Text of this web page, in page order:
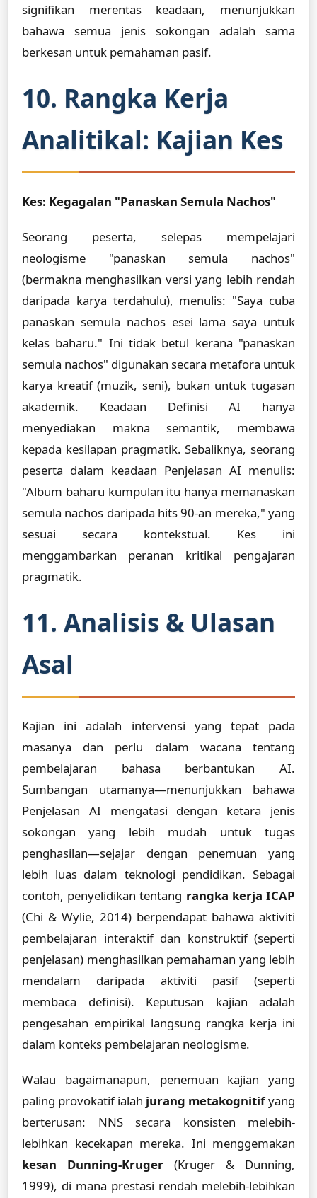
signifikan merentas keadaan, menunjukkan
bahawa semua jenis sokongan adalah sama
berkesan untuk pemahaman pasif.
10. Rangka Kerja
Analitikal: Kajian Kes
Kes: Kegagalan "Panaskan Semula Nachos"
Seorang peserta, selepas mempelajari
neologisme "panaskan semula nachos"
(bermakna menghasilkan versi yang lebih rendah
daripada karya terdahulu), menulis: "Saya cuba
panaskan semula nachos esei lama saya untuk
kelas baharu." Ini tidak betul kerana "panaskan
semula nachos" digunakan secara metafora untuk
karya kreatif (muzik, seni), bukan untuk tugasan
akademik. Keadaan Definisi AI hanya
menyediakan makna semantik, membawa
kepada kesilapan pragmatik. Sebaliknya, seorang
peserta dalam keadaan Penjelasan AI menulis:
"Album baharu kumpulan itu hanya memanaskan
semula nachos daripada hits 90-an mereka," yang
sesuai secara kontekstual. Kes ini
menggambarkan peranan kritikal pengajaran
pragmatik.
11. Analisis & Ulasan
Asal
Kajian ini adalah intervensi yang tepat pada
masanya dan perlu dalam wacana tentang
pembelajaran bahasa berbantukan AI.
Sumbangan utamanya—menunjukkan bahawa
Penjelasan AI mengatasi dengan ketara jenis
sokongan yang lebih mudah untuk tugas
penghasilan—sejajar dengan penemuan yang
lebih luas dalam teknologi pendidikan. Sebagai
contoh, penyelidikan tentang rangka kerja ICAP
(Chi & Wylie, 2014) berpendapat bahawa aktiviti
pembelajaran interaktif dan konstruktif (seperti
penjelasan) menghasilkan pemahaman yang lebih
mendalam daripada aktiviti pasif (seperti
membaca definisi). Keputusan kajian adalah
pengesahan empirikal langsung rangka kerja ini
dalam konteks pembelajaran neologisme.
Walau bagaimanapun, penemuan kajian yang
paling provokatif ialah jurang metakognitifyang
berterusan: NNS secara konsisten melebih-
lebihkan kecekapan mereka. Ini menggemakan
kesan Dunning-Kruger (Kruger & Dunning,
1999), di mana prestasi rendah melebih-lebihkan